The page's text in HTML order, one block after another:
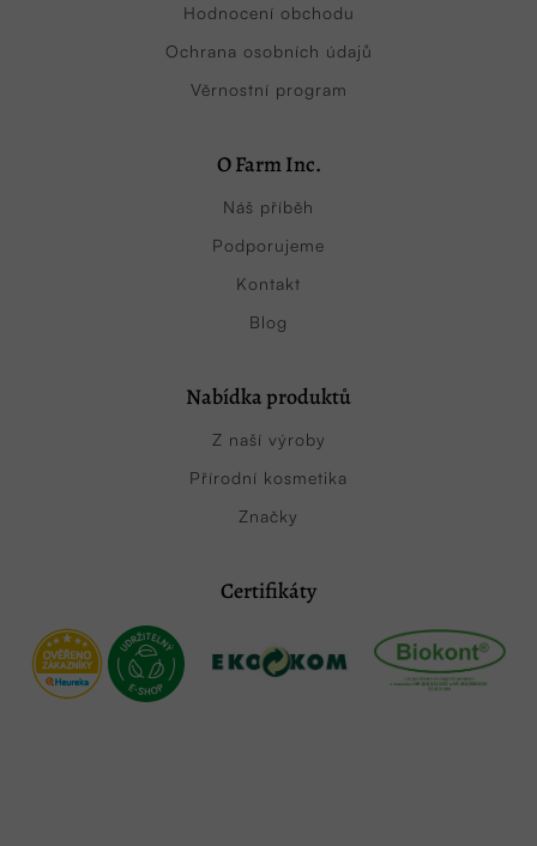
Hodnocení obchodu
Ochrana osobních údajů
Věrnostní program
O Farm Inc.
Náš příběh
Podporujeme
Kontakt
Blog
Nabídka produktů
Z naší výroby
Přírodní kosmetika
Značky
Certifikáty